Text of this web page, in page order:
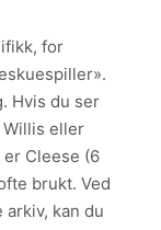
for
Hvis du ser
Willis eller
Cleese (6
brukt. Ved
kan du